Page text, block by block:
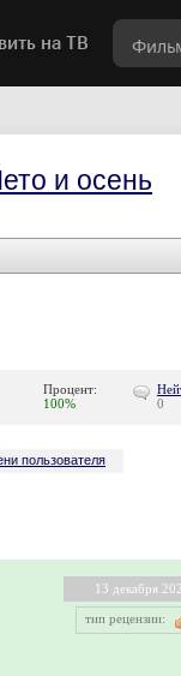
на ТВ
и осень
Процент:
100%
0
пользователя
13 декабря
тип рецензии: